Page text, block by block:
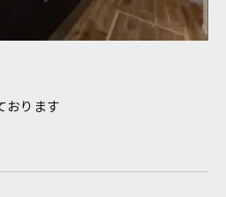
おります